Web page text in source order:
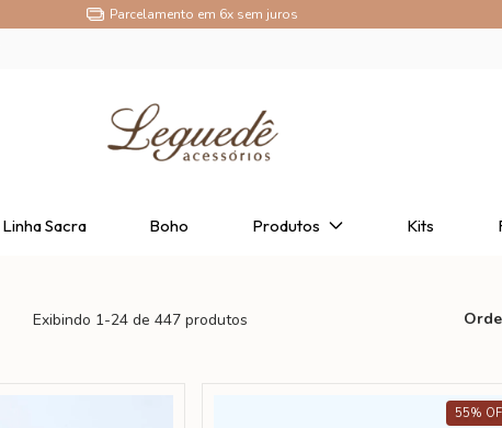
Parcelamento em 6x sem juros
Linha Sacra Boho Produtos Kits
Exibindo 1-24 de 447 produtos
55%